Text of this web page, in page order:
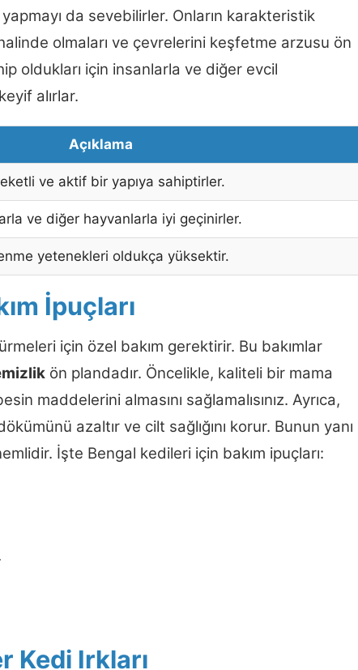
da sevebilirler. Onların karakteristik
olmaları ve çevrelerini keşfetme arzusu ön
oldukları için insanlarla ve diğer evcil
alırlar.
Açıklama
ve aktif bir yapıya sahiptirler.
ve diğer hayvanlarla iyi geçinirler.
yetenekleri oldukça yüksektir.
İpuçları
için özel bakım gerektirir. Bu bakımlar
ön plandadır. Öncelikle, kaliteli bir mama
maddelerini almasını sağlamalısınız. Ayrıca,
azaltır ve cilt sağlığını korur. Bunun yanı
İşte Bengal kedileri için bakım ipuçları:
Kedi Irkları